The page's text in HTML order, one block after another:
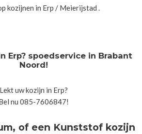
kozijnen in Erp / Meierijstad .
Erp? spoedservice in Brabant
Noord!
Lekt uw kozijn in Erp?
nu 085-7606847!
of een Kunststof kozijn